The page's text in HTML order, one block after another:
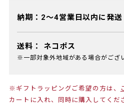
納期：2～4営業日以内に発送
送料： ネコポス
※一部対象外地域がある場合がござ
※ギフトラッピングご希望の方は、
カートに入れ、同時に購入してくだ